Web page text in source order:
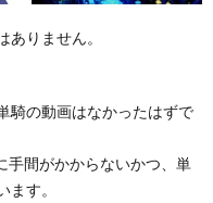
りません。
騎の動画はなかったはずで
手間がかからないかつ、単
ます。